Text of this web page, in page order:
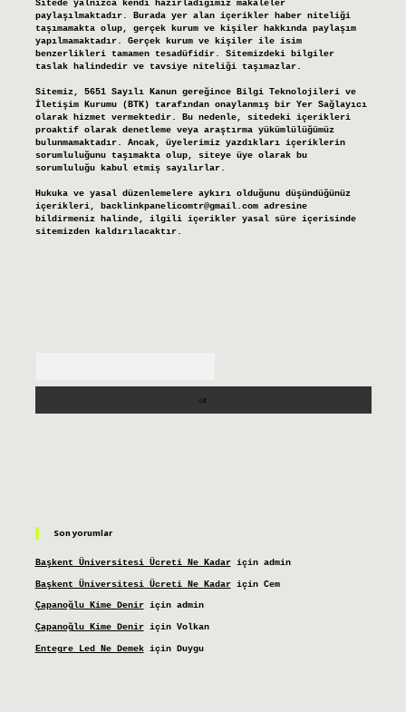
Sitede yalnızca kendi hazırladığımız makaleler
paylaşılmaktadır. Burada yer alan içerikler haber niteliği
taşımamakta olup, gerçek kurum ve kişiler hakkında paylaşım
yapılmamaktadır. Gerçek kurum ve kişiler ile isim
benzerlikleri tamamen tesadüfidir. Sitemizdeki bilgiler
taslak halindedir ve tavsiye niteliği taşımazlar.
Sitemiz, 5651 Sayılı Kanun gereğince Bilgi Teknolojileri ve
İletişim Kurumu (BTK) tarafından onaylanmış bir Yer Sağlayıcı
olarak hizmet vermektedir. Bu nedenle, sitedeki içerikleri
proaktif olarak denetleme veya araştırma yükümlülüğümüz
bulunmamaktadır. Ancak, üyelerimiz yazdıkları içeriklerin
sorumluluğunu taşımakta olup, siteye üye olarak bu
sorumluluğu kabul etmiş sayılırlar.
Hukuka ve yasal düzenlemelere aykırı olduğunu düşündüğünüz
içerikleri, backlinkpanelicomtr@gmail.comadresine
bildirmeniz halinde, ilgili içerikler yasal süre içerisinde
sitemizden kaldırılacaktır.
Son yorumlar
Başkent Üniversitesi Ücreti Ne Kadariçin admin
Başkent Üniversitesi Ücreti Ne Kadariçin Cem
Çapanoğlu Kime Deniriçin admin
Çapanoğlu Kime Deniriçin Volkan
Entegre Led Ne Demekiçin Duygu